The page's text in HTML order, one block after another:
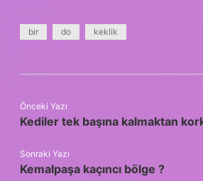
bir do keklik
Önceki Yazı
Kediler tek başına kalmaktan
Sonraki Yazı
Kemalpaşa kaçıncı bölge ?